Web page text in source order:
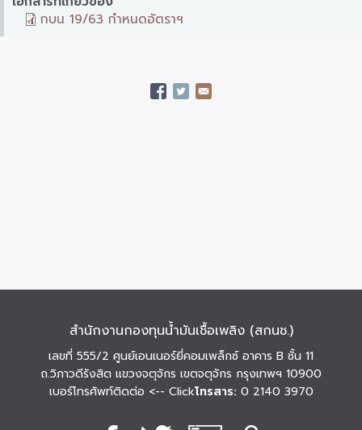
กบน 19/63 กำหนดอัตราฯ
สำนักงานกองทุนน้ำมันเชื้อเพลิง (สกนช.)
เลขที่ 555/2 ศูนย์เอนเนอร์ยี่คอมเพล็กซ์ อาคาร B ชั้น 11
ถ.วิภาวดีรังสิต แขวงจตุจักร เขตจตุจักร กรุงเทพฯ 10900
เบอร์โทรศัพท์ติดต่อ <-- Clickโทรสาร: 0 2140 3970